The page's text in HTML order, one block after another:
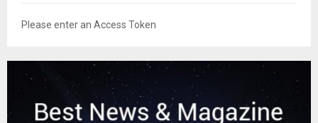
Please enter an Access Token